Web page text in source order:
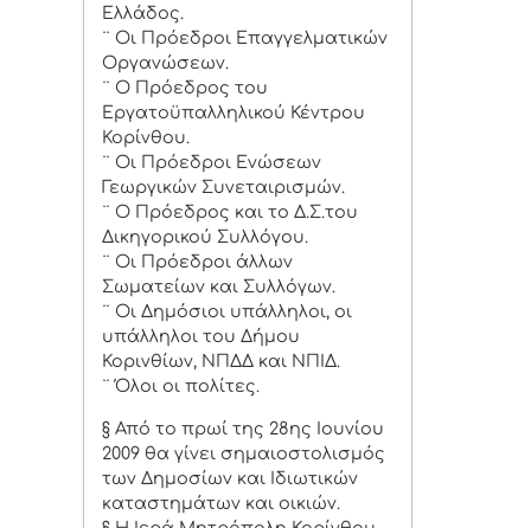
Ελλάδος.
¨ Οι Πρόεδροι Επαγγελματικών
Οργανώσεων.
¨ Ο Πρόεδρος του
Εργατοϋπαλληλικού Κέντρου
Κορίνθου.
¨ Οι Πρόεδροι Ενώσεων
Γεωργικών Συνεταιρισμών.
¨ O Πρόεδρος και το Δ.Σ.του
Δικηγορικού Συλλόγου.
¨ Οι Πρόεδροι άλλων
Σωματείων και Συλλόγων.
¨ Οι Δημόσιοι υπάλληλοι, οι
υπάλληλοι του Δήμου
Κορινθίων, ΝΠΔΔ και ΝΠΙΔ.
¨ Όλοι οι πολίτες.
§ Από το πρωί της 28ης Ιουνίου
2009 θα γίνει σημαιοστολισμός
των Δημοσίων και Ιδιωτικών
καταστημάτων και οικιών.